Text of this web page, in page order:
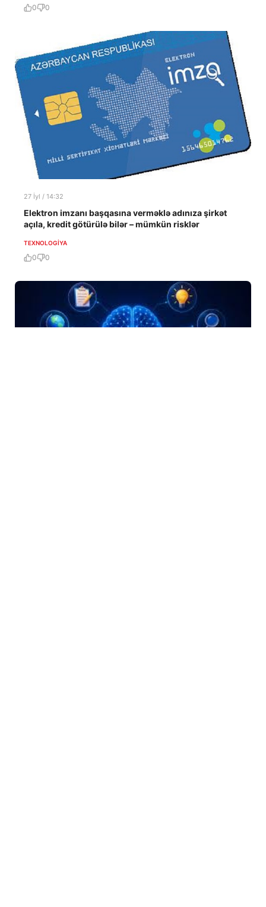
0 0
27 İyl / 14:32
Elektron imzanı başqasına verməklə adınıza şirkət
açıla, kredit götürülə bilər – mümkün risklər
TEXNOLOGIYA
0 0